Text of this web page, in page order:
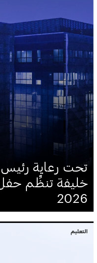
تحت رعاية
خليفة تنظِّم
2026
التعليم